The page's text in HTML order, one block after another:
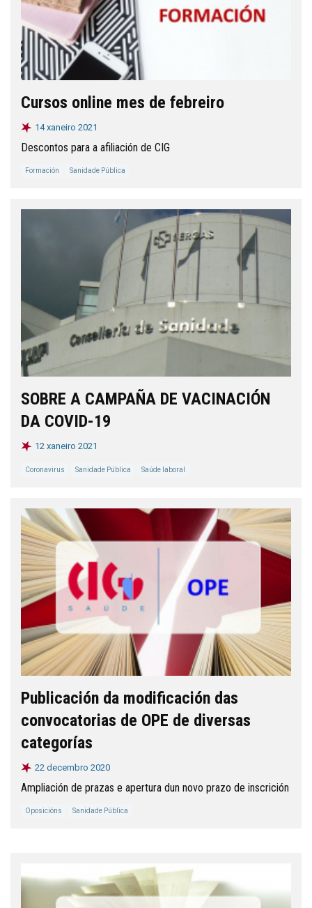
Cursos online mes de febreiro
14 xaneiro 2021
Descontos para a afiliación de CIG
Formación Sanidade Pública
SOBRE A CAMPAÑA DE VACINACIÓN
DA COVID-19
12 xaneiro 2021
Coronavirus Sanidade Pública Saúde laboral
Publicación da modificación das
convocatorias de OPE de diversas
categorías
22 decembro 2020
Ampliación de prazas e apertura dun novo prazo de inscrición
Oposicións Sanidade Pública